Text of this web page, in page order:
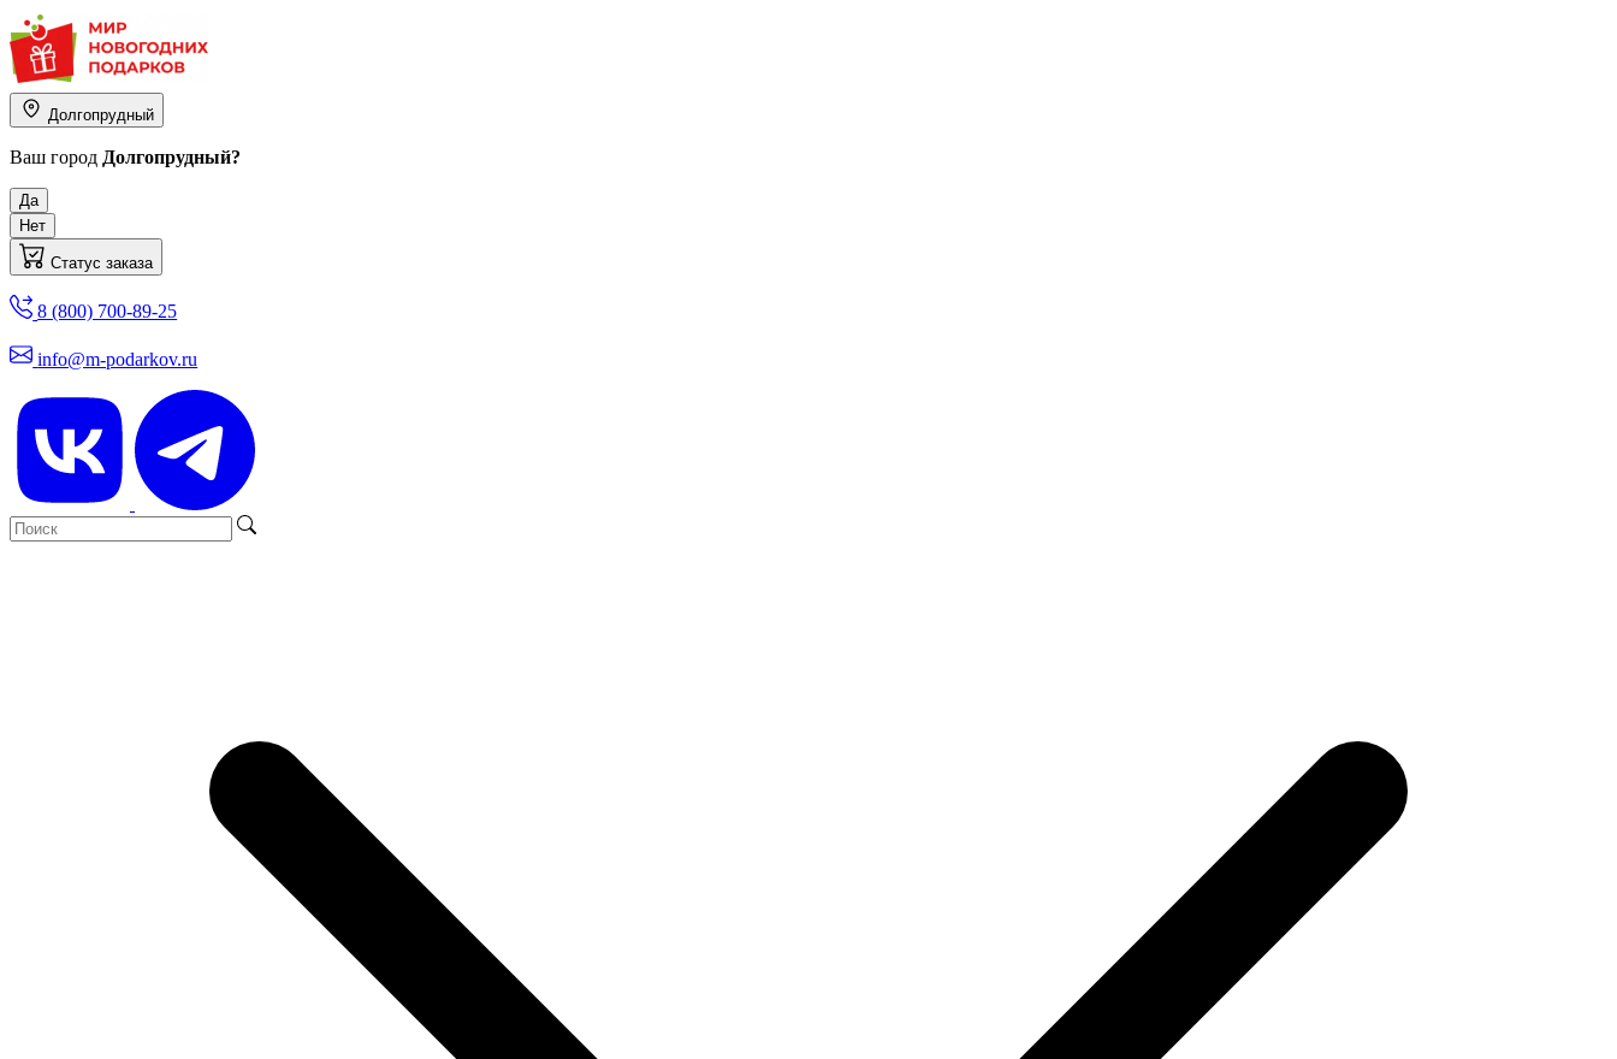
Долгопрудный
Ваш город Долгопрудный?
Да
Нет
Статус заказа
8 (800) 700-89-25
info@m-podarkov.ru